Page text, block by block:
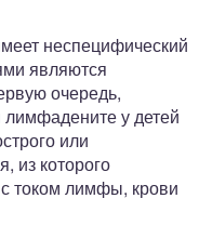
неспецифический
являются
очередь,
лимфадените у детей
или
из которого
током лимфы, крови